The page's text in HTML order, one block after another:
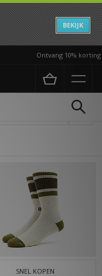
BEKIJK
Ontvang 10% korting
SNEL KOPEN